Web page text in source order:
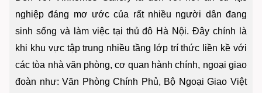
nghiệp đáng mơ ước của rất nhiều người dân đang
sinh sống và làm việc tại thủ đô Hà Nội. Đây chính là
khi khu vực tập trung nhiều tầng lớp trí thức liền kề với
các tòa nhà văn phòng, cơ quan hành chính, ngoại giao
đoàn như: Văn Phòng Chính Phủ, Bộ Ngoại Giao Việt